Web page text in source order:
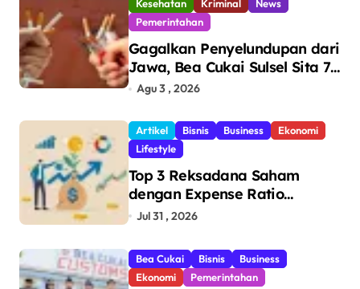
Kesehatan Kriminal
News
Pemerintahan
Gagalkan Penyelundupan dari
Jawa, Bea Cukai Sulsel Sita 7,8
Juta Batang Rokok Ilegal
Makassar
Agu 3 , 2026
Artikel Bisnis Business
Ekonomi
Lifestyle
Top 3 Reksadana Saham
dengan Expense Ratio
Terendah
Jul 31 , 2026
Bea Cukai Bisnis
Business
Ekonomi
Pemerintahan